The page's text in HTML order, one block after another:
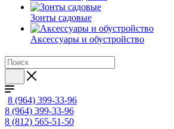
Зонты садовые
Аксессуары и обустройство
8 (964) 399-33-96
8 (964) 399-33-96
8 (812) 565-51-50